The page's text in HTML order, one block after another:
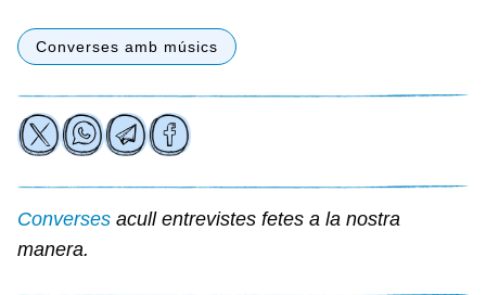
Converses amb músics
Converses acull entrevistes fetes a la nostra
manera.